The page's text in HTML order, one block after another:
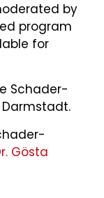
by
program
for
Schader-
Gösta